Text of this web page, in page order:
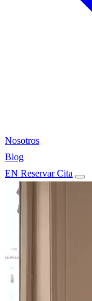
Nosotros
Blog
EN Reservar Cita